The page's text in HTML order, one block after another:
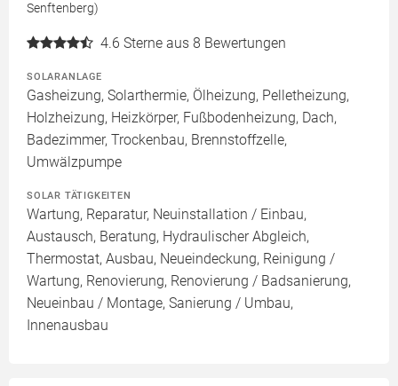
Senftenberg)
4.6 Sterne aus 8 Bewertungen
SOLARANLAGE
Gasheizung, Solarthermie, Ölheizung, Pelletheizung,
Holzheizung, Heizkörper, Fußbodenheizung, Dach,
Badezimmer, Trockenbau, Brennstoffzelle,
Umwälzpumpe
SOLAR TÄTIGKEITEN
Wartung, Reparatur, Neuinstallation / Einbau,
Austausch, Beratung, Hydraulischer Abgleich,
Thermostat, Ausbau, Neueindeckung, Reinigung /
Wartung, Renovierung, Renovierung / Badsanierung,
Neueinbau / Montage, Sanierung / Umbau,
Innenausbau